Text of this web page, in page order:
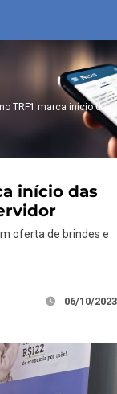
TRF1 marca início das
início das
oferta de brindes e
06/10/2023